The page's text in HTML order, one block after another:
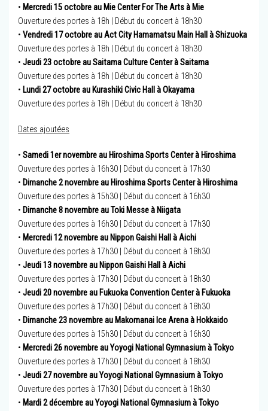
• Mercredi 15 octobre au Mie Center For The Arts à Mie
Ouverture des portes à 18h | Début du concert à 18h30
• Vendredi 17 octobre au Act City Hamamatsu Main Hall à Shizuoka
Ouverture des portes à 18h | Début du concert à 18h30
• Jeudi 23 octobre au Saitama Culture Center à Saitama
Ouverture des portes à 18h | Début du concert à 18h30
• Lundi 27 octobre au Kurashiki Civic Hall à Okayama
Ouverture des portes à 18h | Début du concert à 18h30
Dates ajoutées
• Samedi 1er novembre au Hiroshima Sports Center à Hiroshima
Ouverture des portes à 16h30 | Début du concert à 17h30
• Dimanche 2 novembre au Hiroshima Sports Center à Hiroshima
Ouverture des portes à 15h30 | Début du concert à 16h30
• Dimanche 8 novembre au Toki Messe à Niigata
Ouverture des portes à 16h30 | Début du concert à 17h30
• Mercredi 12 novembre au Nippon Gaishi Hall à Aichi
Ouverture des portes à 17h30 | Début du concert à 18h30
• Jeudi 13 novembre au Nippon Gaishi Hall à Aichi
Ouverture des portes à 17h30 | Début du concert à 18h30
• Jeudi 20 novembre au Fukuoka Convention Center à Fukuoka
Ouverture des portes à 17h30 | Début du concert à 18h30
• Dimanche 23 novembre au Makomanai Ice Arena à Hokkaido
Ouverture des portes à 15h30 | Début du concert à 16h30
• Mercredi 26 novembre au Yoyogi National Gymnasium à Tokyo
Ouverture des portes à 17h30 | Début du concert à 18h30
• Jeudi 27 novembre au Yoyogi National Gymnasium à Tokyo
Ouverture des portes à 17h30 | Début du concert à 18h30
• Mardi 2 décembre au Yoyogi National Gymnasium à Tokyo